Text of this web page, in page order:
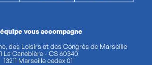
vous accompagne
des Loisirs et des Congrès de Marseille
La Canebière - CS 60340
13211 Marseille cedex 01